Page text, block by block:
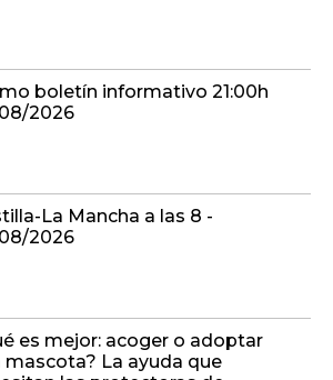
boletín informativo 21:00h
2026
La Mancha a las 8 -
2026
es mejor: acoger o adoptar
mascota? La ayuda que